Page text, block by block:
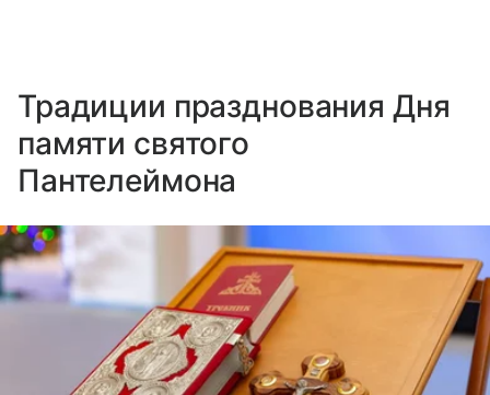
Традиции празднования Дня
памяти святого
Пантелеймона